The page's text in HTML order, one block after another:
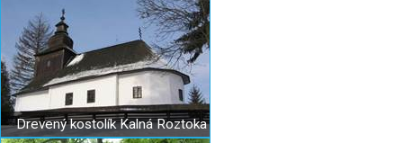
Drevený kostolík Kalná Roztoka